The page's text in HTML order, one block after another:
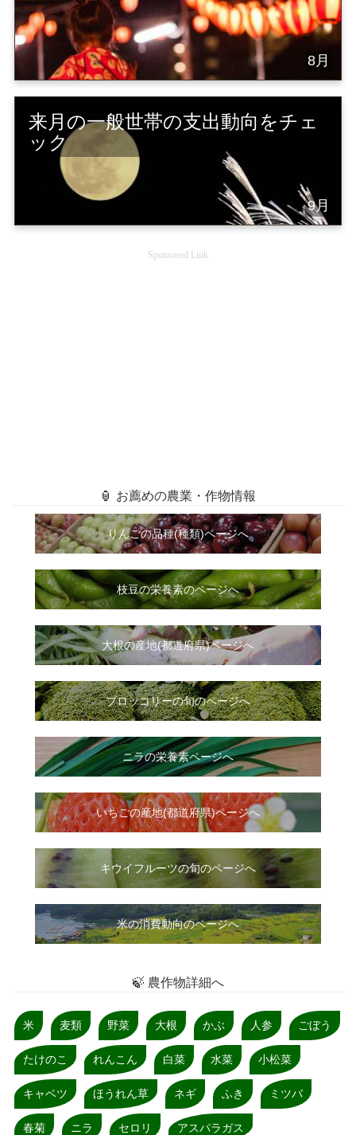
8月
来月の一般世帯の支出動向をチェ
ック
9月
Sponsored Link
🏮 お薦めの農業・作物情報
りんごの品種(種類)ページへ
枝豆の栄養素のページへ
大根の産地(都道府県)ページへ
ブロッコリーの旬のページへ
ニラの栄養素ページへ
いちごの産地(都道府県)ページへ
キウイフルーツの旬のページへ
米の消費動向のページへ
🍃 農作物詳細へ
米 麦類 野菜 大根 かぶ 人参 ごぼう
たけのこ れんこん 白菜 水菜 小松菜
キャベツ ほうれん草 ネギ ふき ミツバ
春菊 ニラ セロリ アスパラガス